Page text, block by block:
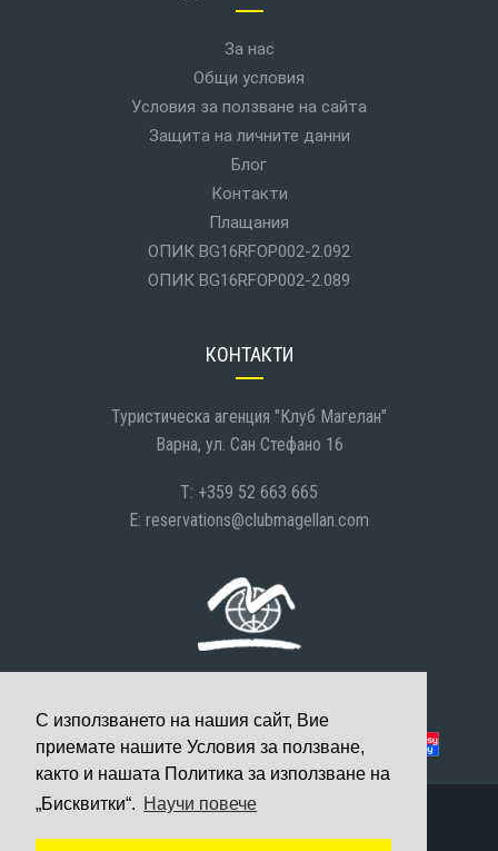
С използването на нашия сайт, Вие
приемате нашите Условия за ползване,
както и нашата Политика за използване на
„Бисквитки“. Научи повече
За нас
Общи условия
Условия за ползване на сайта
Защита на личните данни
Блог
Контакти
Плащания
ОПИК BG16RFOP002-2.092
ОПИК BG16RFOP002-2.089
КОНТАКТИ
Туристическа агенция "Клуб Магелан"
Варна, ул. Сан Стефано 16
T: +359 52 663 665
E: reservations@clubmagellan.com
Можете да платите с:
© 2008-2026 Клуб Магелан, Всички права запазени